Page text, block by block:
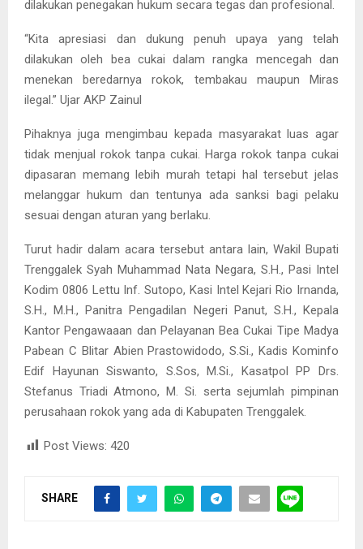
dilakukan penegakan hukum secara tegas dan profesional.
“Kita apresiasi dan dukung penuh upaya yang telah
dilakukan oleh bea cukai dalam rangka mencegah dan
menekan beredarnya rokok, tembakau maupun Miras
ilegal.” Ujar AKP Zainul
Pihaknya juga mengimbau kepada masyarakat luas agar
tidak menjual rokok tanpa cukai. Harga rokok tanpa cukai
dipasaran memang lebih murah tetapi hal tersebut jelas
melanggar hukum dan tentunya ada sanksi bagi pelaku
sesuai dengan aturan yang berlaku.
Turut hadir dalam acara tersebut antara lain, Wakil Bupati
Trenggalek Syah Muhammad Nata Negara, S.H., Pasi Intel
Kodim 0806 Lettu Inf. Sutopo, Kasi Intel Kejari Rio Irnanda,
S.H., M.H., Panitra Pengadilan Negeri Panut, S.H., Kepala
Kantor Pengawaaan dan Pelayanan Bea Cukai Tipe Madya
Pabean C Blitar Abien Prastowidodo, S.Si., Kadis Kominfo
Edif Hayunan Siswanto, S.Sos, M.Si., Kasatpol PP Drs.
Stefanus Triadi Atmono, M. Si. serta sejumlah pimpinan
perusahaan rokok yang ada di Kabupaten Trenggalek.
Post Views: 420
SHARE